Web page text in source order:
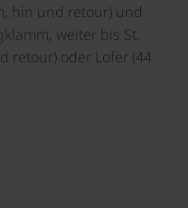
hin und retour) und
weiter bis St.
retour) oder Lofer (44